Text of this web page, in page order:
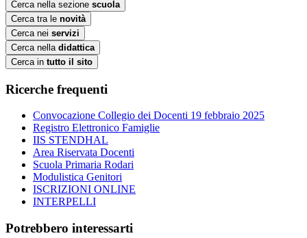
Cerca nella sezione scuola
Cerca tra le novità
Cerca nei servizi
Cerca nella didattica
Cerca in tutto il sito
Ricerche frequenti
Convocazione Collegio dei Docenti 19 febbraio 2025
Registro Elettronico Famiglie
IIS STENDHAL
Area Riservata Docenti
Scuola Primaria Rodari
Modulistica Genitori
ISCRIZIONI ONLINE
INTERPELLI
Potrebbero interessarti